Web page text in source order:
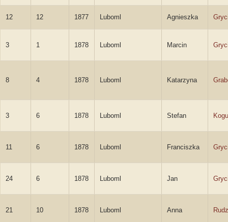
12 12 1877 Luboml Agnieszka
3 1 1878 Luboml Marcin
8 4 1878 Luboml Katarzyna
3 6 1878 Luboml Stefan
11 6 1878 Luboml Franciszka
24 6 1878 Luboml Jan
21 10 1878 Luboml Anna